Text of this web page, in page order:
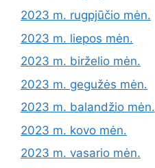
2023 m. rugpjūčio mėn.
2023 m. liepos mėn.
2023 m. birželio mėn.
2023 m. gegužės mėn.
2023 m. balandžio mėn.
2023 m. kovo mėn.
2023 m. vasario mėn.